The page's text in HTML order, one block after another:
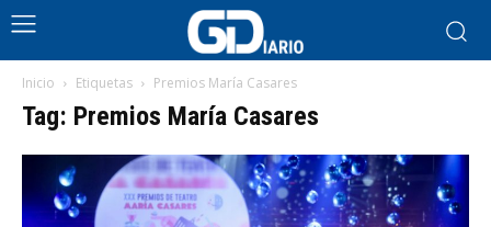
Inicio Etiquetas Premios María Casares
Tag: Premios María Casares